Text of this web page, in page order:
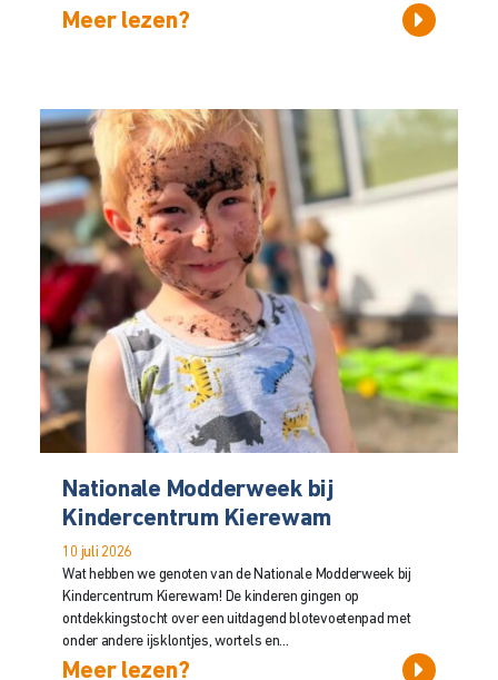
Meer lezen?
Nationale Modderweek bij
Kindercentrum Kierewam
10 juli 2026
Wat hebben we genoten van de Nationale Modderweek bij
Kindercentrum Kierewam! De kinderen gingen op
ontdekkingstocht over een uitdagend blotevoetenpad met
onder andere ijsklontjes, wortels en...
Meer lezen?